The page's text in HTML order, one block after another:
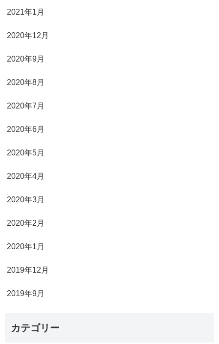
2021年1月
2020年12月
2020年9月
2020年8月
2020年7月
2020年6月
2020年5月
2020年4月
2020年3月
2020年2月
2020年1月
2019年12月
2019年9月
カテゴリー